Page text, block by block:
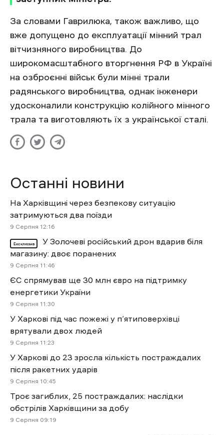
За словами Гаврилюка, також важливо, що
вже допущено до експлуатації мінний трал
вітчизняного виробництва. До
широкомасштабного вторгнення РФ в Україні
на озброєнні військ були мінні трали
радянського виробництва, однак інженери
удосконалили конструкцію колійного мінного
трала та виготовляють їх з української сталі.
Останні новини
На Харківщині через безпекову ситуацію
затримуються два поїзди
9 Cерпня 12:16
Ексклюзив
У Золочеві російський дрон вдарив біля
магазину: двоє поранених
9 Cерпня 11:46
ЄС спрямував ще 30 млн євро на підтримку
енергетики України
9 Cерпня 11:30
У Харкові під час пожежі у п’ятиповерхівці
врятували двох людей
9 Cерпня 11:23
У Харкові до 23 зросла кількість постраждалих
після ракетних ударів
9 Cерпня 10:45
Троє загиблих, 25 постраждалих: наслідки
обстрілів Харківщини за добу
9 Cерпня 09:19